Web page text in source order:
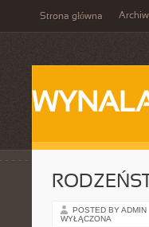
Strona główna
POSTED BY ADMIN
WYŁĄCZONA